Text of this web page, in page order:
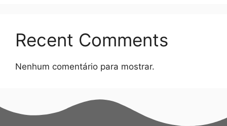
Recent Comments
Nenhum comentário para mostrar.